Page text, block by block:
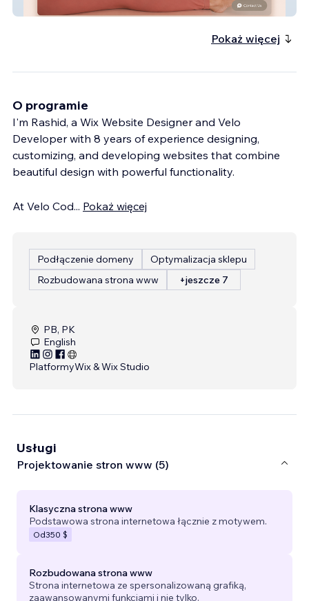
The Yoga House
Pokaż więcej
O programie
I'm Rashid, a Wix Website Designer and Velo
Developer with 8 years of experience designing,
customizing, and developing websites that combine
beautiful design with powerful functionality.
At Velo Cod... Pokaż więcej
Podłączenie domeny
Optymalizacja sklepu
Rozbudowana strona www
+jeszcze 7
PB, PK
English
PlatformyWix & Wix Studio
Usługi
Projektowanie stron www (5)
Klasyczna strona www
Podstawowa strona internetowa łącznie z motywem.
Od350 $
Rozbudowana strona www
Strona internetowa ze spersonalizowaną grafiką,
zaawansowanymi funkcjami i nie tylko.